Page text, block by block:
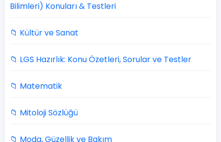
Bilimleri) Konuları & Testleri
📁 Kültür ve Sanat
📁 LGS Hazırlık: Konu Özetleri, Sorular ve Testler
📁 Matematik
📁 Mitoloji Sözlüğü
📁 Moda, Güzellik ve Bakım